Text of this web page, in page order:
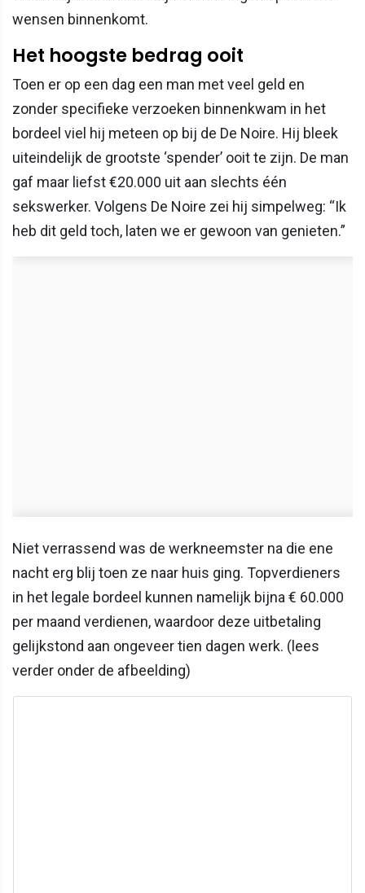
wensen binnenkomt.
Het hoogste bedrag ooit
Toen er op een dag een man met veel geld en
zonder specifieke verzoeken binnenkwam in het
bordeel viel hij meteen op bij de De Noire. Hij bleek
uiteindelijk de grootste ‘spender’ ooit te zijn. De man
gaf maar liefst €20.000 uit aan slechts één
sekswerker. Volgens De Noire zei hij simpelweg: “Ik
heb dit geld toch, laten we er gewoon van genieten.”
Niet verrassend was de werkneemster na die ene
nacht erg blij toen ze naar huis ging. Topverdieners
in het legale bordeel kunnen namelijk bijna € 60.000
per maand verdienen, waardoor deze uitbetaling
gelijkstond aan ongeveer tien dagen werk. (lees
verder onder de afbeelding)